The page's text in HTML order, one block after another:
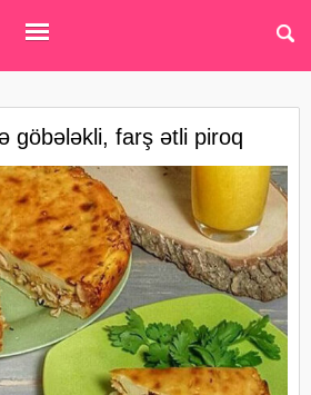
göbələkli, farş ətli piroq